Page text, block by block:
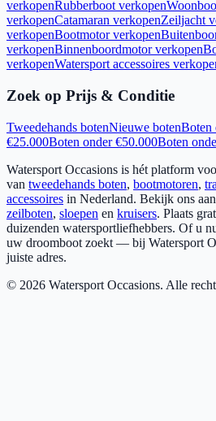
verkopenRubberboot verkopen
verkopenCatamaran verkopenZeiljacht
verkopenBootmotor verkopen
verkopenBinnenboordmotor verkopen
verkopenWatersport accessoires
Zoek op Prijs & Conditie
Tweedehands botenNieuwe botenBoten
€25.000Boten onder €50.000Boten
Watersport Occasions is hét platform
van tweedehands boten, bootmotoren,
accessoires in Nederland. Bekijk ons
zeilboten, sloepen en kruisers. Plaats
duizenden watersportliefhebbers. Of u
uw droomboot zoekt — bij Watersport
juiste adres.
© 2026 Watersport Occasions. Alle